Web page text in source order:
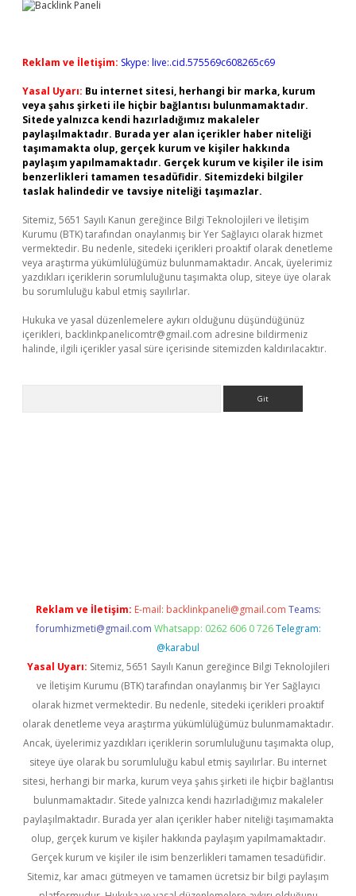
Reklam ve İletişim: Skype: live:.cid.575569c608265c69
Yasal Uyarı: Bu internet sitesi, herhangi bir marka, kurum
veya şahıs şirketi ile hiçbir bağlantısı bulunmamaktadır.
Sitede yalnızca kendi hazırladığımız makaleler
paylaşılmaktadır. Burada yer alan içerikler haber niteliği
taşımamakta olup, gerçek kurum ve kişiler hakkında
paylaşım yapılmamaktadır. Gerçek kurum ve kişiler ile isim
benzerlikleri tamamen tesadüfidir. Sitemizdeki bilgiler
taslak halindedir ve tavsiye niteliği taşımazlar.
Sitemiz, 5651 Sayılı Kanun gereğince Bilgi Teknolojileri ve İletişim
Kurumu (BTK) tarafından onaylanmış bir Yer Sağlayıcı olarak hizmet
vermektedir. Bu nedenle, sitedeki içerikleri proaktif olarak denetleme
veya araştırma yükümlülüğümüz bulunmamaktadır. Ancak, üyelerimiz
yazdıkları içeriklerin sorumluluğunu taşımakta olup, siteye üye olarak
bu sorumluluğu kabul etmiş sayılırlar.
Hukuka ve yasal düzenlemelere aykırı olduğunu düşündüğünüz
içerikleri, backlinkpanelicomtr@gmail.com adresine bildirmeniz
halinde, ilgili içerikler yasal süre içerisinde sitemizden kaldırılacaktır.
Reklam ve İletişim: E-mail: backlinkpaneli@gmail.com Teams:
forumhizmeti@gmail.com Whatsapp: 0262 606 0 726 Telegram:
@karabul
Yasal Uyarı: Sitemiz, 5651 Sayılı Kanun gereğince Bilgi Teknolojileri
ve İletişim Kurumu (BTK) tarafından onaylanmış bir Yer Sağlayıcı
olarak hizmet vermektedir. Bu nedenle, sitedeki içerikleri proaktif
olarak denetleme veya araştırma yükümlülüğümüz bulunmamaktadır.
Ancak, üyelerimiz yazdıkları içeriklerin sorumluluğunu taşımakta olup,
siteye üye olarak bu sorumluluğu kabul etmiş sayılırlar. Bu internet
sitesi, herhangi bir marka, kurum veya şahıs şirketi ile hiçbir bağlantısı
bulunmamaktadır. Sitede yalnızca kendi hazırladığımız makaleler
paylaşılmaktadır. Burada yer alan içerikler haber niteliği taşımamakta
olup, gerçek kurum ve kişiler hakkında paylaşım yapılmamaktadır.
Gerçek kurum ve kişiler ile isim benzerlikleri tamamen tesadüfidir.
Sitemiz, kar amacı gütmeyen ve tamamen ücretsiz bir bilgi paylaşım